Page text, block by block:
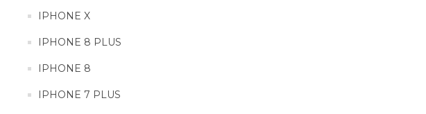
IPHONE X
IPHONE 8 PLUS
IPHONE 8
IPHONE 7 PLUS
IPHONE 11 PRO MAX